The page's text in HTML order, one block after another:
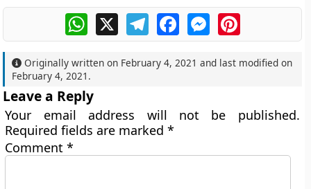
WhatsApp
X TelegramFacebookMessengerPinterest
Originally written on February 4, 2021 and last modified on
February 4, 2021 .
Leave a Reply
Your email address will not be published.
Required fields are marked*
Comment*